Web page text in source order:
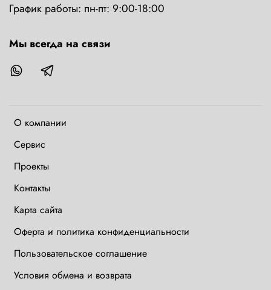
О компании
Сервис
Проекты
Контакты
Карта сайта
Оферта и политика конфиденциальности
Пользовательское соглашение
Условия обмена и возврата
График работы: пн-пт: 9:00-18:00
Мы всегда на связи